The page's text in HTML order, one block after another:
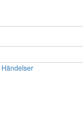
Händelser